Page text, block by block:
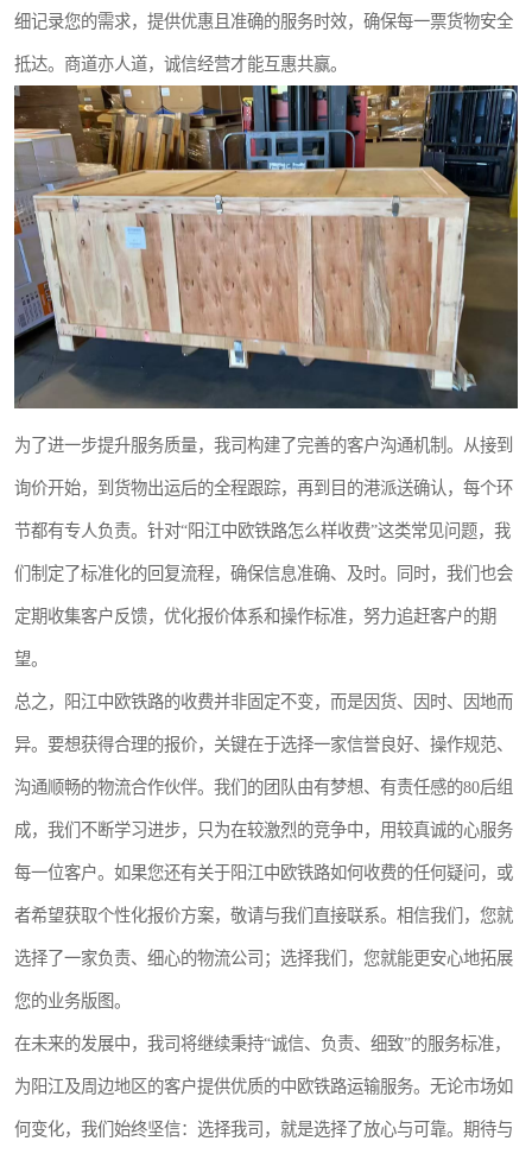
细记录您的需求，提供优惠且准确的服务时效，确保每一票货物安全
抵达。商道亦人道，诚信经营才能互惠共赢。
为了进一步提升服务质量，我司构建了完善的客户沟通机制。从接到
询价开始，到货物出运后的全程跟踪，再到目的港派送确认，每个环
节都有专人负责。针对“阳江中欧铁路怎么样收费”这类常见问题，我
们制定了标准化的回复流程，确保信息准确、及时。同时，我们也会
定期收集客户反馈，优化报价体系和操作标准，努力追赶客户的期
望。
总之，阳江中欧铁路的收费并非固定不变，而是因货、因时、因地而
异。要想获得合理的报价，关键在于选择一家信誉良好、操作规范、
沟通顺畅的物流合作伙伴。我们的团队由有梦想、有责任感的80后组
成，我们不断学习进步，只为在较激烈的竞争中，用较真诚的心服务
每一位客户。如果您还有关于阳江中欧铁路如何收费的任何疑问，或
者希望获取个性化报价方案，敬请与我们直接联系。相信我们，您就
选择了一家负责、细心的物流公司；选择我们，您就能更安心地拓展
您的业务版图。
在未来的发展中，我司将继续秉持“诚信、负责、细致”的服务标准，
为阳江及周边地区的客户提供优质的中欧铁路运输服务。无论市场如
何变化，我们始终坚信：选择我司，就是选择了放心与可靠。期待与